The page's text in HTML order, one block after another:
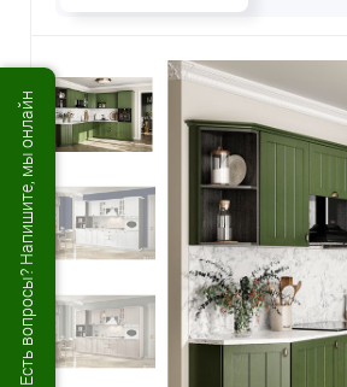
Есть вопросы? Напишите, мы онлайн